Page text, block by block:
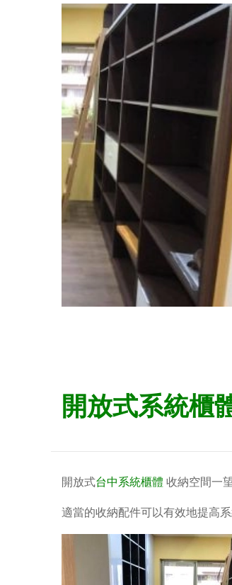
開放式系統櫃
開放式台中系統櫃體收納空間一
適當的收納配件可以有效地提高